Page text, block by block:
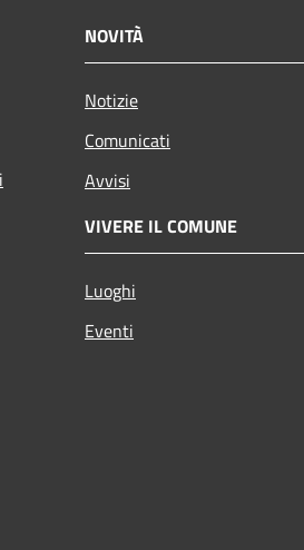
NOVITÀ
Notizie
Comunicati
Avvisi
VIVERE IL COMUNE
Luoghi
Eventi